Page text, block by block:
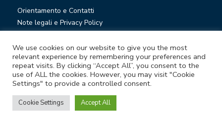
Orientamento e Contatti
Note legali e Privacy Policy
Società trasparente
Whistleblowing
© Lazio Innova S.p.A. società soggetta a direzione e
coordinamento della Regione Lazio
Sede legale Via Marco Aurelio 26 A - 00184 Roma
We use cookies on our website to give you the most
relevant experience by remembering your preferences and
repeat visits. By clicking “Accept All”, you consent to the
use of ALL the cookies. However, you may visit "Cookie
Settings" to provide a controlled consent.
Cookie Settings Accept All